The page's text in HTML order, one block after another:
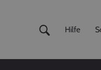
Hilfe